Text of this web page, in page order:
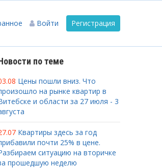
Регистрация
Войти
по теме
Цены пошли вниз. Что
на рынке квартир в
и области за 27 июля - 3
Квартиры здесь за год
почти 25% в цене.
ситуацию на вторичке
прошедшую неделю